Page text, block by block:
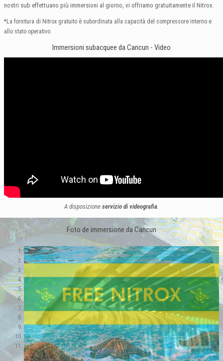
nostri sub effettuano più immersioni al giorno, vi offriamo gratuitamente il Nitrox.
*La fornitura di Nitrox gratuito è subordinata alla capacità del compressore interno e
allo stato operativo.
Immersioni subacquee da Cancun - Video
A disposizione servizio di videografia
Foto de immersione da Cancun
1
2
3
4
5
6
7
8
9
10
11
Previous